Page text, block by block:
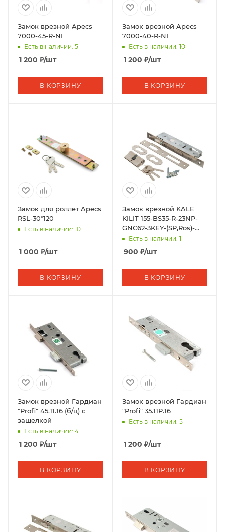
Замок врезной Apecs
7000-45-R-NI
Есть в наличии: 5
1 200 ₽/шт
В КОРЗИНУ
Замок врезной Apecs
7000-40-R-NI
Есть в наличии: 10
1 200 ₽/шт
В КОРЗИНУ
Замок для роллет Apecs
RSL-30*120
Есть в наличии: 10
1 000 ₽/шт
В КОРЗИНУ
Замок врезной KALE
KILIT 155-BS35-R-23NP-
GNC62-3KEY-(SP,Ros)-
STB 15535000003
Есть в наличии: 1
900 ₽/шт
В КОРЗИНУ
Замок врезной Гардиан
"Profi" 45.11.16 (б/ц) с
защелкой
Есть в наличии: 4
1 200 ₽/шт
В КОРЗИНУ
Замок врезной Гардиан
"Profi" 35.11P.16
Есть в наличии: 5
1 200 ₽/шт
В КОРЗИНУ